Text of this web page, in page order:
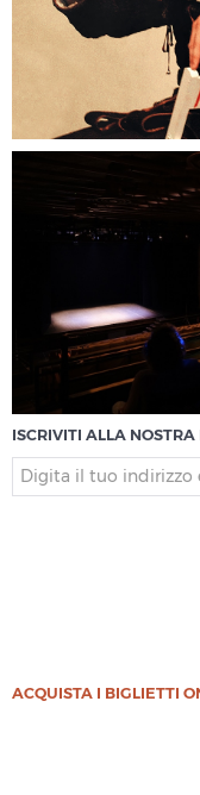
ISCRIVITI ALLA
ACQUISTA I BIGLIETTI